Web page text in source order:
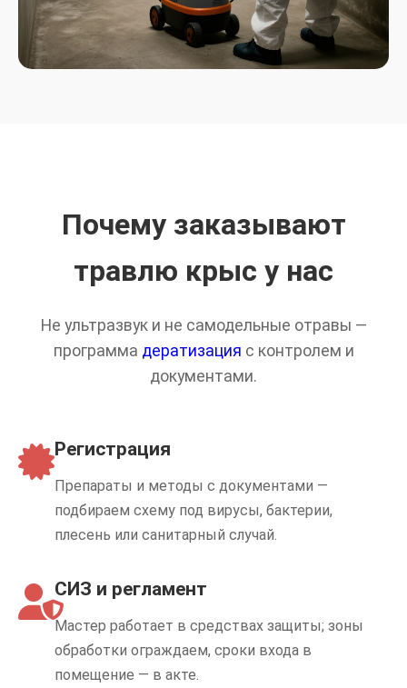
Почему заказывают
травлю крыс у нас
Не ультразвук и не самодельные отравы —
программа дератизация с контролем и
документами.
Регистрация
Препараты и методы с документами —
подбираем схему под вирусы, бактерии,
плесень или санитарный случай.
СИЗ и регламент
Мастер работает в средствах защиты; зоны
обработки ограждаем, сроки входа в
помещение — в акте.